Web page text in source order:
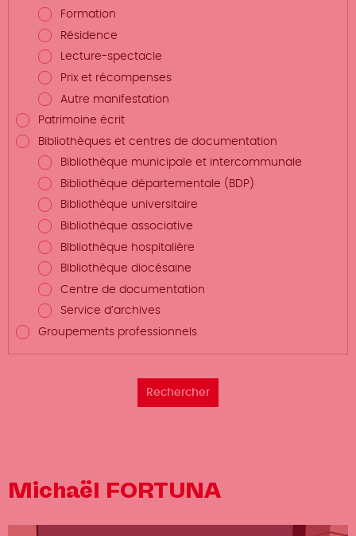
Formation
Résidence
Lecture-spectacle
Prix et récompenses
Autre manifestation
Patrimoine écrit
Bibliothèques et centres de documentation
Bibliothèque municipale et intercommunale
Bibliothèque départementale (BDP)
Bibliothèque universitaire
Bibliothèque associative
BIbliothèque hospitalière
BIbliothèque diocésaine
Centre de documentation
Service d’archives
Groupements professionnels
Michaël FORTUNA